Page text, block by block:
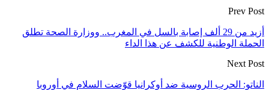
Prev Post
أزيد من 29 ألف إصابة بالسل في المغرب.. ووزارة الصحة تطلق
الحملة الوطنية للكشف عن هذا الداء
Next Post
الناتو: الحرب الروسية ضد أوكرانيا قوّضت السلام في أوروبا